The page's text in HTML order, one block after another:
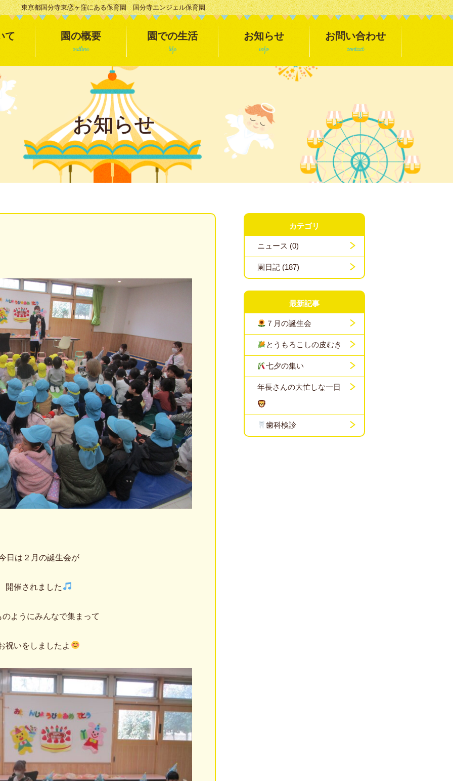
東京都国分寺東恋ヶ窪にある保育園 国分寺エンジェル保育園
て 園の概要
outline
園での生活
life
お知らせ
info
お問い合わせ
contact
お知らせ
日は２月の誕生会が
開催されました
のようにみんなで集まって
祝いをしましたよ
カテゴリ
ニュース (0)
園日記 (187)
最新記事
７月の誕生会
とうもろこしの皮むき
七夕の集い
年長さんの大忙しな一日
歯科検診